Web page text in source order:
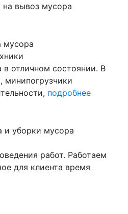
на вывоз мусора
в отличном состоянии. В
минипогрузчики
подробнее
работ. Работаем
для клиента время